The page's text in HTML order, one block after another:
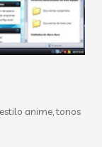
anime, tonos